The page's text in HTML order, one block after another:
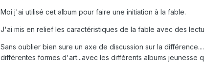
Moi j'ai utilisé cet album pour faire une initiation à la fable.
J'ai mis en relief les caractéristiques de la fable avec des
Sans oublier bien sure un axe de discussion sur la
différentes formes d'art...avec les différents albums jeunesse